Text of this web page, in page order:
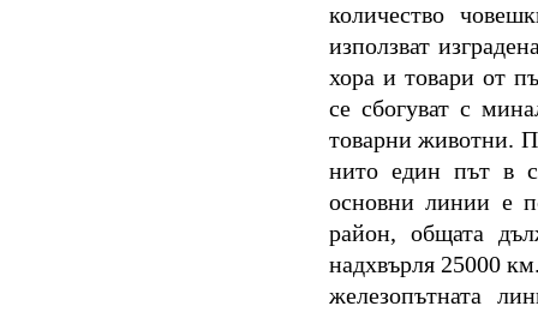
количество
използват
хора и товари от
се сбогуват с
товарни животни.
нито един път в
основни линии е
район, общата
надхвърля 25000
железопътната